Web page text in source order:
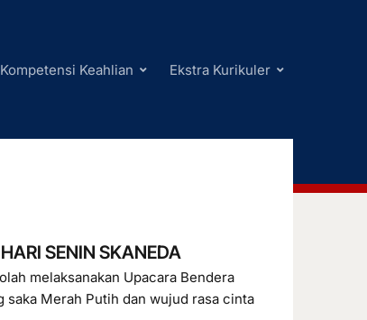
Kompetensi Keahlian Ekstra Kurikuler
SENIN SKANEDA
melaksanakan Upacara Bendera
saka Merah Putih dan wujud rasa cinta